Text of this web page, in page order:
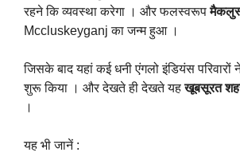
रहने कि व्यवस्था करेगा । और फलस्वरूप
Mccluskeyganj का जन्म हुआ ।
जिसके बाद यहां कई धनी एंगलो इंडियंस परिवारों
शुरू किया । और देखते ही देखते यहखूबसूरत
।
यह भी जानें :